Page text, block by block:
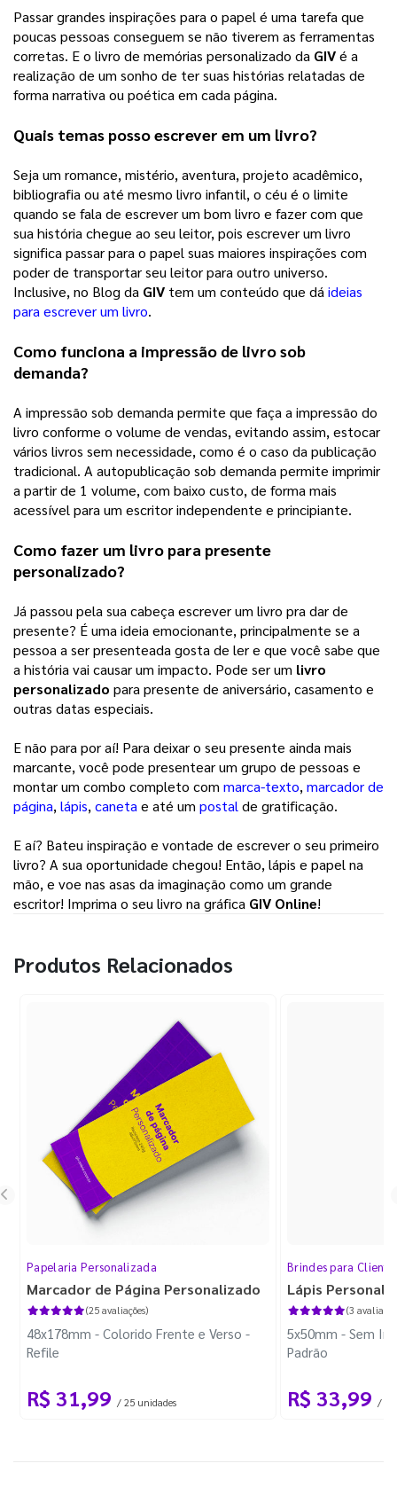
Passar grandes inspirações para o papel é uma tarefa que
poucas pessoas conseguem se não tiverem as ferramentas
corretas. E o livro de memórias personalizado da GIV é a
realização de um sonho de ter suas histórias relatadas de
forma narrativa ou poética em cada página.
Quais temas posso escrever em um livro?
Seja um romance, mistério, aventura, projeto acadêmico,
bibliografia ou até mesmo livro infantil, o céu é o limite
quando se fala de escrever um bom livro e fazer com que
sua história chegue ao seu leitor, pois escrever um livro
significa passar para o papel suas maiores inspirações com
poder de transportar seu leitor para outro universo.
Inclusive, no Blog da GIV tem um conteúdo que dá ideias
para escrever um livro.
Como funciona a impressão de livro sob
demanda?
A impressão sob demanda permite que faça a impressão do
livro conforme o volume de vendas, evitando assim, estocar
vários livros sem necessidade, como é o caso da publicação
tradicional. A autopublicação sob demanda permite imprimir
a partir de 1 volume, com baixo custo, de forma mais
acessível para um escritor independente e principiante.
Como fazer um livro para presente
personalizado?
Já passou pela sua cabeça escrever um livro pra dar de
presente? É uma ideia emocionante, principalmente se a
pessoa a ser presenteada gosta de ler e que você sabe que
a história vai causar um impacto. Pode ser um livro
personalizado para presente de aniversário, casamento e
outras datas especiais.
E não para por aí! Para deixar o seu presente ainda mais
marcante, você pode presentear um grupo de pessoas e
montar um combo completo com marca-texto, marcador de
página, lápis, canetae até um postalde gratificação.
E aí? Bateu inspiração e vontade de escrever o seu primeiro
livro? A sua oportunidade chegou! Então, lápis e papel na
mão, e voe nas asas da imaginação como um grande
escritor! Imprima o seu livro na gráfica GIV Online!
Produtos Relacionados
Papelaria Personalizada
Marcador de Página Personalizado
(25 avaliações)
48x178mm - Colorido Frente e Verso -
Refile
R$ 31,99 / 25 unidades
Brindes para
Lápis
(3
5x50mm - Sem
Padrão
R$ 33,99 / 10